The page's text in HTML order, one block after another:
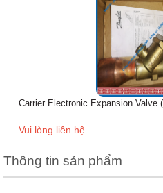
Carrier Electronic Expansion Valve
Vui lòng liên hệ
Thông tin sản phẩm